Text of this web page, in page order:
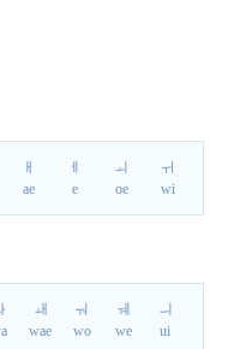
ㅐ
ae
ㅔ
e
ㅚ
oe
ㅟ
wi
ㅙ
wae
ㅝ
wo
ㅞ
we
ㅢ
ui